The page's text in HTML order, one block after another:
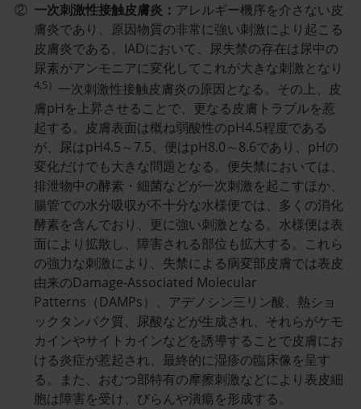
② 一次刺激性接触皮膚炎： アレルギー機序を介さない皮
膚炎であり、原因物質の非常に強い刺激により起こる
皮膚炎である。IADにおいて、尿失禁の存在は尿中の
尿素がアンモニアに変化してこれが大きな刺激となり
4,5） 一次刺激性接触皮膚炎の原因となる。その上、皮
膚pHを上昇させることで、更なる皮膚トラブルを惹
起する。皮膚表面は概ね弱酸性のpH4.5程度である
が、尿はpH4.5～7.5、便はpH8.0～8.6であり、pHの
変化だけでも大きな問題となる。便失禁においては、
排泄物中の酵素・細菌などが一次刺激を起こすほか、
腸管での水分吸収が不十分な水様便では、多くの消化
酵素を含んでおり、更に強い刺激となる。水様便は表
面により拡散し、障害される部位も拡大する。これら
の強力な刺激により、失禁による病変部皮膚では表皮
由来のDamage-Associated Molecular
Patterns（DAMPs）、アデノシン三リン酸、熱ショ
ックタンパク質、尿酸などが生成され、それらがケモ
カインやサイトカインなどを誘導することで皮膚にお
ける炎症が惹起され、最終的に湿疹の臨床像を呈す
る。また、おむつ部特有の摩擦刺激などにより表皮細
胞は障害を受け、びらんや潰瘍を形成する。